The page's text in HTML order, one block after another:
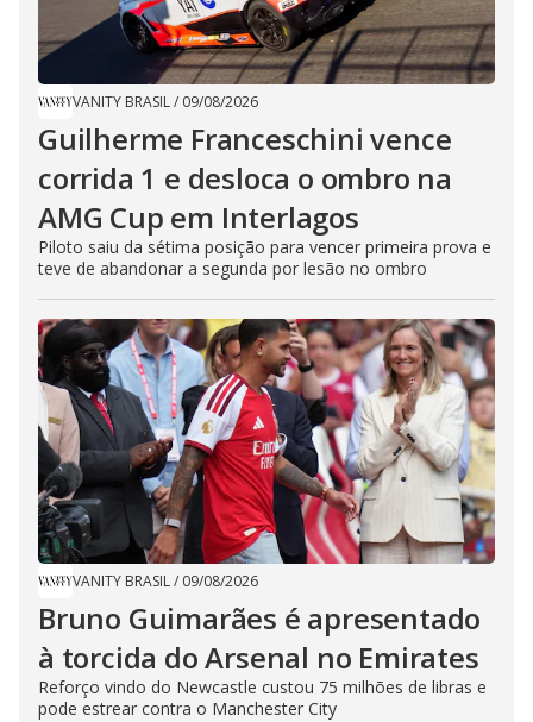
VANITY BRASIL/ 09/08/2026
Guilherme Franceschini vence
corrida 1 e desloca o ombro na
AMG Cup em Interlagos
Piloto saiu da sétima posição para vencer primeira prova e
teve de abandonar a segunda por lesão no ombro
VANITY BRASIL/ 09/08/2026
Bruno Guimarães é apresentado
à torcida do Arsenal no Emirates
Reforço vindo do Newcastle custou 75 milhões de libras e
pode estrear contra o Manchester City